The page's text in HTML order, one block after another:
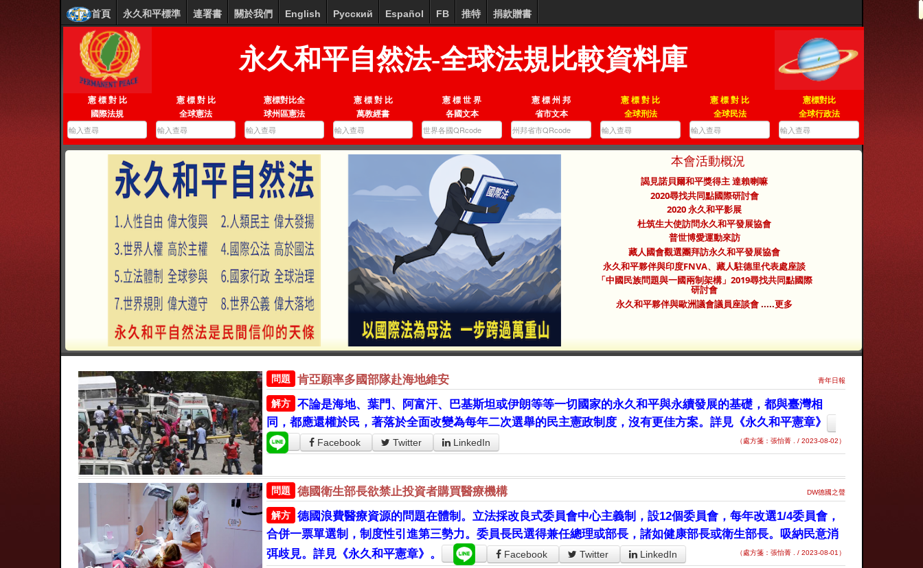
首頁 永久和平標準 連署書 關於我們 English Русский Español FB 推特 捐款贈書
永久和平自然法-全球法規比較資料庫
憲 標 對 比
國際法規
憲 標 對 比
全球憲法
憲標對比全
球州區憲法
憲 標 對 比
萬教經書
憲 標 世 界
各國文本
憲 標 州 邦
省市文本
憲 標 對 比
全球刑法
憲 標 對 比
全球民法
憲標對比
全球行政法
本會活動概況
謁見諾貝爾和平獎得主 達賴喇嘛
2020尋找共同點國際研討會
2020 永久和平影展
杜筑生大使訪問永久和平發展協會
普世博愛運動來訪
藏人國會觀選團拜訪永久和平發展協會
永久和平夥伴與印度FNVA、藏人駐德里代表處座談
「中國民族問題與一國兩制架構」2019尋找共同點國際
研討會
永久和平夥伴與歐洲議會議員座談會.....更多
問題 肯亞願率多國部隊赴海地維安 青年日報
解方
不論是海地、葉門、阿富汗、巴基斯坦或伊朗等等一切國家的永久和平與永續發展的基礎，都與臺灣相
同，都應還權於民，著落於全面改變為每年二次選舉的民主憲政制度，沒有更佳方案。詳見《永久和平憲章》
Facebook Twitter LinkedIn （處方箋：張怡菁 . / 2023-08-02）
問題 德國衛生部長欲禁止投資者購買醫療機構 DW德國之聲
解方
德國浪費醫療資源的問題在體制。立法採改良式委員會中心主義制，設12個委員會，每年改選1/4委員會，
合併一票單選制，制度性引進第三勢力。委員長民選得兼任總理或部長，諸如健康部長或衛生部長。吸納民意消
弭歧見。詳見《永久和平憲章》。
Facebook Twitter LinkedIn （處方箋：張怡菁 . / 2023-08-01）